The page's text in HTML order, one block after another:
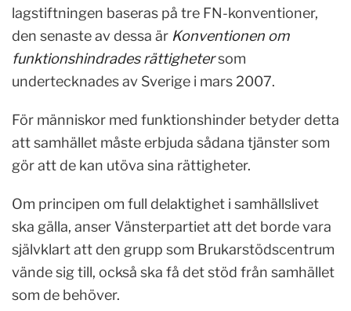
lagstiftningen baseras på tre FN-konventioner,
den senaste av dessa är Konventionen om
funktionshindrades rättighetersom
undertecknades av Sverige i mars 2007.
För människor med funktionshinder betyder detta
att samhället måste erbjuda sådana tjänster som
gör att de kan utöva sina rättigheter.
Om principen om full delaktighet i samhällslivet
ska gälla, anser Vänsterpartiet att det borde vara
självklart att den grupp som Brukarstödscentrum
vände sig till, också ska få det stöd från samhället
som de behöver.